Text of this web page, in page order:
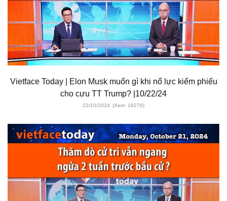
Vietface Today | Elon Musk muốn gì khi nổ lực kiếm phiếu
cho cựu TT Trump? |10/22/24
22/10/2024 (Xem: 19276)